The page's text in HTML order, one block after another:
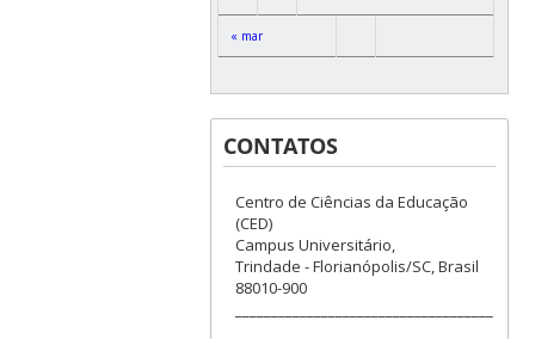
« mar
CONTATOS
Centro de Ciências da Educação
(CED)
Campus Universitário,
Trindade - Florianópolis/SC, Brasil
88010-900